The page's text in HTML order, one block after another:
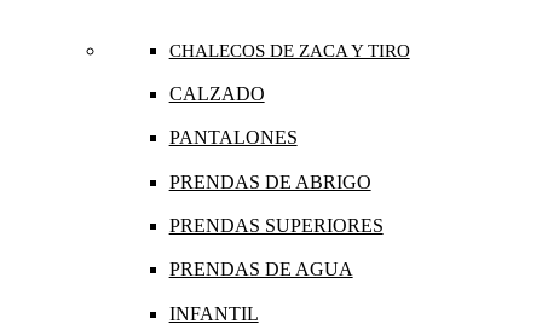
CHALECOS DE ZACA Y TIRO
CALZADO
PANTALONES
PRENDAS DE ABRIGO
PRENDAS SUPERIORES
PRENDAS DE AGUA
INFANTIL